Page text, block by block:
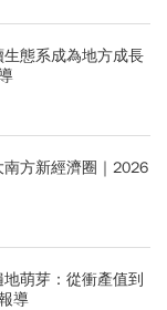
態系成為地方成長
方新經濟圈｜2026
萌芽：從衝產值到
導